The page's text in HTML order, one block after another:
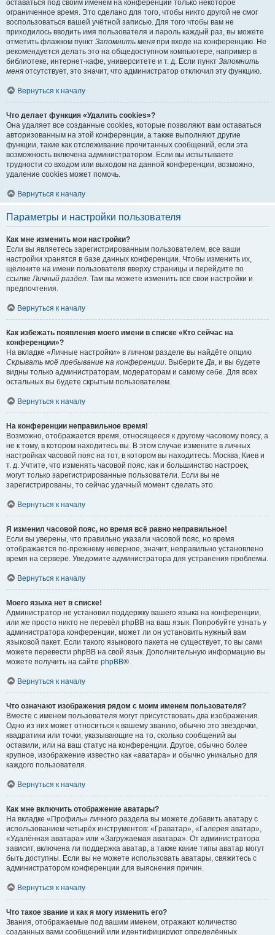
оставаться под своим именем на конференции только некоторое
ограниченное время. Это сделано для того, чтобы никто другой не смог
воспользоваться вашей учётной записью. Для того чтобы вам не
приходилось вводить имя пользователя и пароль каждый раз, вы можете
отметить флажком пункт Запомнить меня при входе на конференцию. Не
рекомендуется делать это на общедоступном компьютере, например в
библиотеке, интернет-кафе, университете и т. д. Если пункт Запомнить
меня отсутствует, это значит, что администратор отключил эту функцию.
Вернуться к началу
Что делает функция «Удалить cookies»?
Она удаляет все созданные cookies, которые позволяют вам оставаться
авторизованным на этой конференции, а также выполняют другие
функции, такие как отслеживание прочитанных сообщений, если эта
возможность включена администратором. Если вы испытываете
трудности со входом или выходом на данной конференции, возможно,
удаление cookies может помочь.
Вернуться к началу
Параметры и настройки пользователя
Как мне изменить мои настройки?
Если вы являетесь зарегистрированным пользователем, все ваши
настройки хранятся в базе данных конференции. Чтобы изменить их,
щёлкните на имени пользователя вверху страницы и перейдите по
ссылкеЛичный раздел. Там вы можете изменить все свои настройки и
предпочтения.
Вернуться к началу
Как избежать появления моего имени в списке «Кто сейчас на
конференции»?
На вкладке «Личные настройки» в личном разделе вы найдёте опцию
Скрывать моё пребывание на конференции. ВыберитеДа, и вы будете
видны только администраторам, модераторам и самому себе. Для всех
остальных вы будете скрытым пользователем.
Вернуться к началу
На конференции неправильное время!
Возможно, отображается время, относящееся к другому часовому поясу, а
не к тому, в котором находитесь вы. В этом случае измените в личных
настройках часовой пояс на тот, в котором вы находитесь: Москва, Киев и
т. д. Учтите, что изменять часовой пояс, как и большинство настроек,
могут только зарегистрированные пользователи. Если вы не
зарегистрированы, то сейчас удачный момент сделать это.
Вернуться к началу
Я изменил часовой пояс, но время всё равно неправильное!
Если вы уверены, что правильно указали часовой пояс, но время
отображается по-прежнему неверное, значит, неправильно установлено
время на сервере. Уведомите администратора для устранения проблемы.
Вернуться к началу
Моего языка нет в списке!
Администратор не установил поддержку вашего языка на конференции,
или же просто никто не перевёл phpBB на ваш язык. Попробуйте узнать у
администратора конференции, может ли он установить нужный вам
языковой пакет. Если такого языкового пакета не существует, то вы сами
можете перевести phpBB на свой язык. Дополнительную информацию вы
можете получить на сайте phpBB®.
Вернуться к началу
Что означают изображения рядом с моим именем пользователя?
Вместе с именем пользователя могут присутствовать два изображения.
Одно из них может относиться к вашему званию, обычно это звёздочки,
квадратики или точки, указывающие на то, сколько сообщений вы
оставили, или на ваш статус на конференции. Другое, обычно более
крупное, изображение известно как «аватара» и обычно уникально для
каждого пользователя.
Вернуться к началу
Как мне включить отображение аватары?
На вкладке «Профиль» личного раздела вы можете добавить аватару с
использованием четырёх инструментов: «Граватар», «Галерея аватар»,
«Удалённая аватара» или «Загружаемая аватара». От администратора
зависит, включена ли поддержка аватар, а также какие типы аватар могут
быть доступны. Если вы не можете использовать аватары, свяжитесь с
администратором конференции для выяснения причин.
Вернуться к началу
Что такое звание и как я могу изменить его?
Звания, отображаемые под вашим именем, отражают количество
созданных вами сообщений или идентифицируют определённых